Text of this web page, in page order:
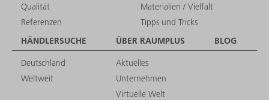
Qualität
Referenzen
Materialien / Vielfalt
Tipps und Tricks
HÄNDLERSUCHE
Deutschland
Weltweit
ÜBER RAUMPLUS
Aktuelles
Unternehmen
Virtuelle Welt
BLOG